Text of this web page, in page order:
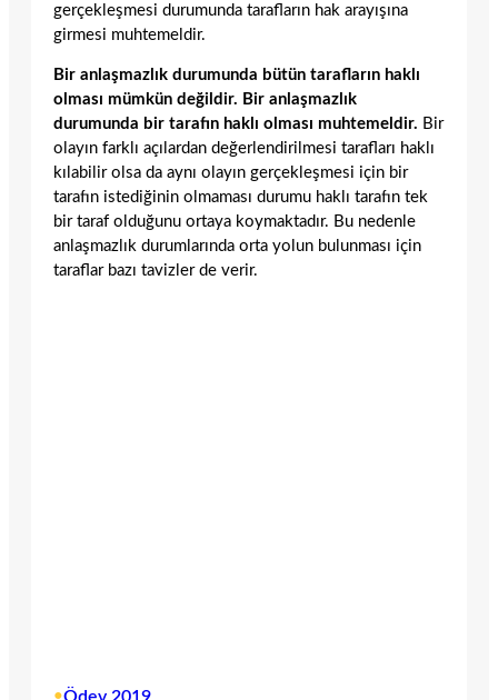
gerçekleşmesi durumunda tarafların hak arayışına
girmesi muhtemeldir.
Bir anlaşmazlık durumunda bütün tarafların haklı
olması mümkün değildir. Bir anlaşmazlık
durumunda bir tarafın haklı olması muhtemeldir. Bir
olayın farklı açılardan değerlendirilmesi tarafları haklı
kılabilir olsa da aynı olayın gerçekleşmesi için bir
tarafın istediğinin olmaması durumu haklı tarafın tek
bir taraf olduğunu ortaya koymaktadır. Bu nedenle
anlaşmazlık durumlarında orta yolun bulunması için
taraflar bazı tavizler de verir.
•